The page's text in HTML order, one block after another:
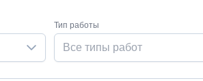
Тип работы
Все типы работ